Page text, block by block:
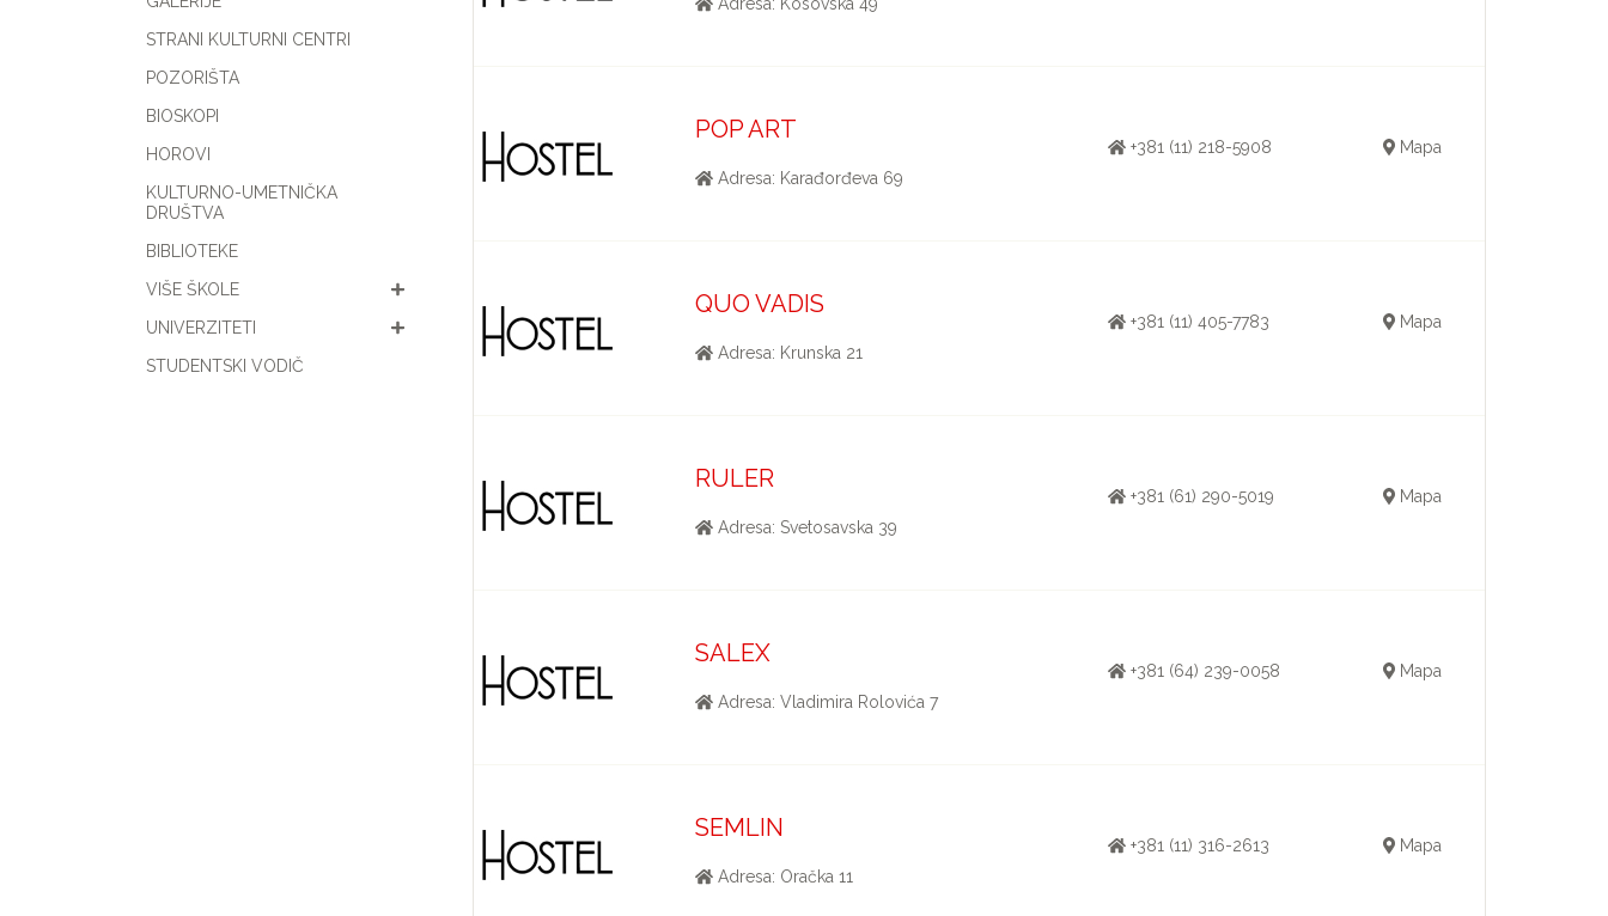
STRANI KULTURNI CENTRI
POZORIŠTA
BIOSKOPI
HOROVI
KULTURNO-UMETNIČKA
DRUŠTVA
BIBLIOTEKE
VIŠE ŠKOLE
UNIVERZITETI
STUDENTSKI VODIČ
Adresa: Kosovska 49
POP ART
Adresa: Karađorđeva 69
+381 (11) 218-5908 Mapa
QUO VADIS
Adresa: Krunska 21
+381 (11) 405-7783 Mapa
RULER
Adresa: Svetosavska 39
+381 (61) 290-5019 Mapa
SALEX
Adresa: Vladimira Rolovića 7
+381 (64) 239-0058 Mapa
SEMLIN
Adresa: Oračka 11
+381 (11) 316-2613 Mapa